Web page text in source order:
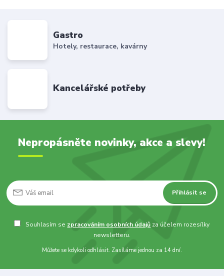
Gastro
Hotely, restaurace, kavárny
Kancelářské potřeby
Nepropásněte novinky, akce a slevy!
Přihlásit se
Souhlasím se zpracováním osobních údajů za účelem rozesílky
newsletteru.
Můžete se kdykoli odhlásit. Zasíláme jednou za 14 dní.